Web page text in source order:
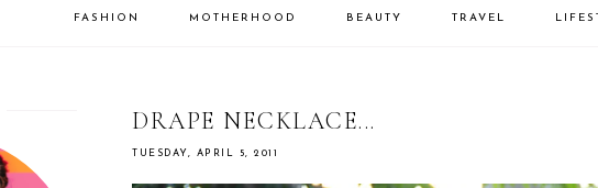
FASHION MOTHERHOOD BEAUTY TRAVEL
DRAPE NECKLACE...
TUESDAY, APRIL 5, 2011